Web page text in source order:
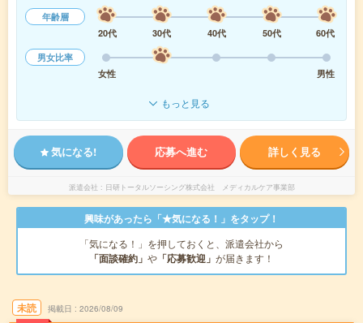
年齢層
20代
30代 40代 50代
60代
男女比率
女性
男性
もっと見る
気になる! 応募へ進む 詳しく見る
派遣会社 日研トータルソーシング株式会社 メディカルケア事業部
興味があったら「★気になる！」をタップ！
「気になる！」を押しておくと、派遣会社から
「面談確約」 や 「応募歓迎」 が届きます！
未読 掲載日 2026/08/09